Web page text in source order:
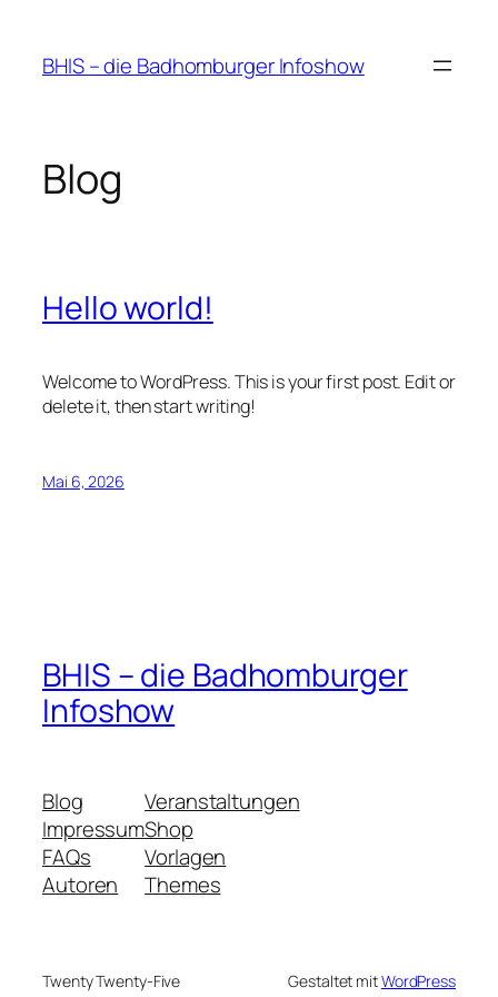
springen
BHIS – die Badhomburger Infoshow
Blog
Hello world!
Welcome to WordPress. This is your first post. Edit or
delete it, then start writing!
Mai 6, 2026
BHIS – die Badhomburger
Infoshow
Blog
Impressum
FAQs
Autoren
Veranstaltungen
Shop
Vorlagen
Themes
Twenty Twenty-Five Gestaltet mitWordPress